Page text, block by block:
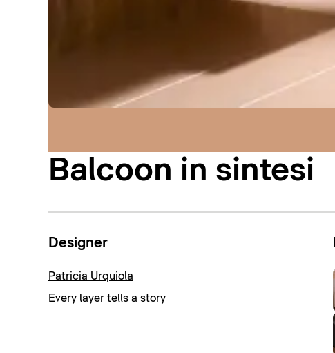
Balcoon in sintesi
Designer
Patricia Urquiola
Every layer tells a story